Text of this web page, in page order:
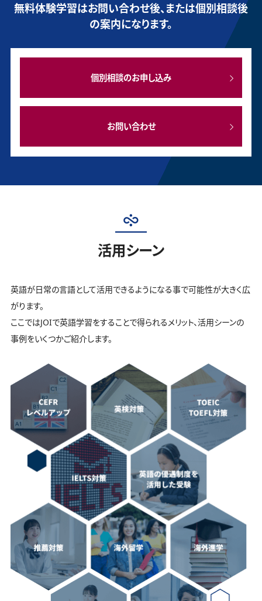
無料体験学習はお問い合わせ後、または個別相談後
の案内になります。
個別相談のお申し込み
お問い合わせ
活用シーン
英語が日常の言語として活用できるようになる事で可能性が大きく広
がります。
ここではJOIで英語学習をすることで得られるメリット、活用シーンの
事例をいくつかご紹介します。